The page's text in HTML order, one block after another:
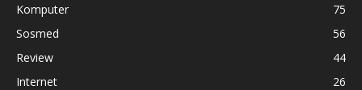
Komputer
75
Sosmed
56
Review
44
Internet
26